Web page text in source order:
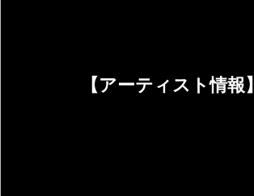
【アーティスト情報】